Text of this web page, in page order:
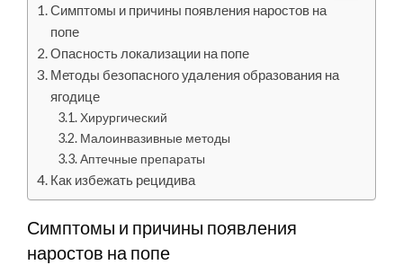
Симптомы и причины появления наростов на
попе
Опасность локализации на попе
Методы безопасного удаления образования на
ягодице
Хирургический
Малоинвазивные методы
Аптечные препараты
Как избежать рецидива
Симптомы и причины появления
наростов на попе